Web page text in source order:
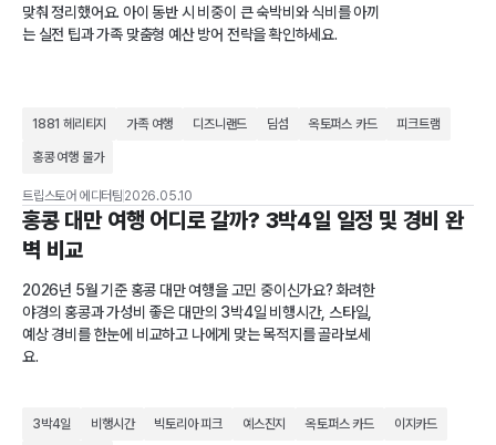
맞춰 정리했어요. 아이 동반 시 비중이 큰 숙박비와 식비를 아끼
는 실전 팁과 가족 맞춤형 예산 방어 전략을 확인하세요.
1881 헤리티지 가족 여행 디즈니랜드 딤섬 옥토퍼스 카드 피크트램
홍콩 여행 물가
트립스토어 에디터팀 2026.05.10
홍콩 대만 여행 어디로 갈까? 3박4일 일정 및 경비 완
벽 비교
2026년 5월 기준 홍콩 대만 여행을 고민 중이신가요? 화려한
야경의 홍콩과 가성비 좋은 대만의 3박4일 비행시간, 스타일,
예상 경비를 한눈에 비교하고 나에게 맞는 목적지를 골라보세
요.
3박4일 비행시간 빅토리아 피크 예스진지 옥토퍼스 카드 이지카드